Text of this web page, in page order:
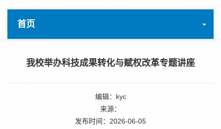
首页
我校举办科技成果转化与赋权改革专题讲座
编辑：kyc
来源：
发布时间：2026-06-05